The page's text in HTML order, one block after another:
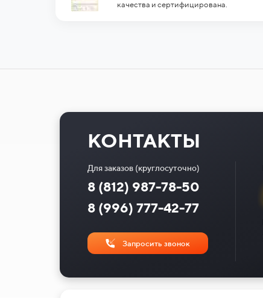
качества и сертифицирована.
КОНТАКТЫ
Для заказов (круглосуточно)
8 (996) 777-42-77
8 (812) 987-78-50
Запросить звонок